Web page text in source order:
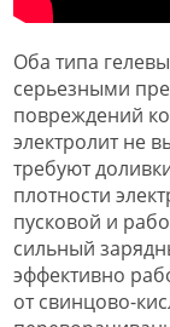
Оба типа
серьезными
повреждений
электролит не
требуют
плотности
пусковой и
сильный
эффективно
от свинцово-